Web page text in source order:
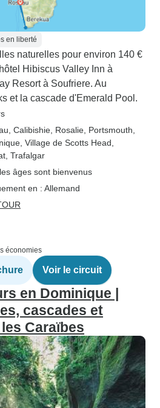
en liberté
naturelles pour environ 140 €
Hibiscus Valley Inn à
Resort à Soufriere. Au
et la cascade d'Emerald Pool.
, Calibishie , Rosalie , Portsmouth,
, Village de Scotts Head
, Trafalgar
âges sont bienvenus
en : Allemand
économies
Voir le circuit
en Dominique |
cascades et
Caraïbes